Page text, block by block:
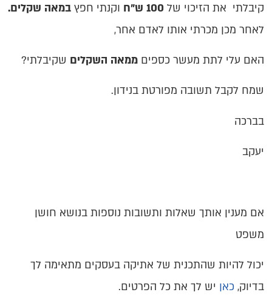
קיבלתי את הזיכוי של 100 ש"ח וקנתי חפץ במאה שקלים.
לאחר מכן מכרתי אותו לאדם אחר,
האם עלי לתת מעשר כספים ממאה השקליםשקיבלתי?
שמח לקבל תשובה מפורטת בנידון.
בברכה
יעקב
אם מענין אותך שאלות ותשובות נוספות בנושא חושן
משפט
יכול להיות שהתכנית של אתיקה בעסקים מתאימה לך
בדיוק, כאןיש לך את כל הפרטים.